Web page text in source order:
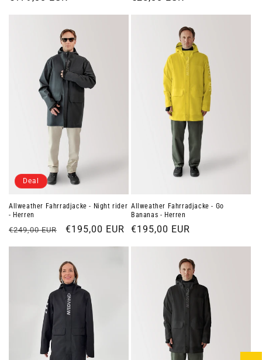
Deal
Allweather Fahrradjacke - Night rider
- Herren
Normaler
€249,00 EUR Verkaufspreis
€195,00 EUR
Allweather Fahrradjacke - Go
Bananas - Herren
Normaler
€195,00 EUR